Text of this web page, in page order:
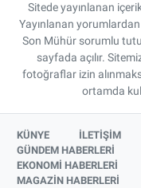
Sitede yayınlanan
Yayınlanan
Son Mühür sorumlu
sayfada açılır.
fotoğraflar izin
ortamda
KÜNYE İLETİŞİM
GÜNDEM HABERLERİ
EKONOMİ HABERLERİ
MAGAZİN HABERLERİ